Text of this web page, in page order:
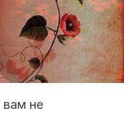
вам не